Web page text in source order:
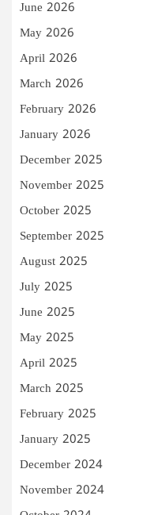
June 2026
May 2026
April 2026
March 2026
February 2026
January 2026
December 2025
November 2025
October 2025
September 2025
August 2025
July 2025
June 2025
May 2025
April 2025
March 2025
February 2025
January 2025
December 2024
November 2024